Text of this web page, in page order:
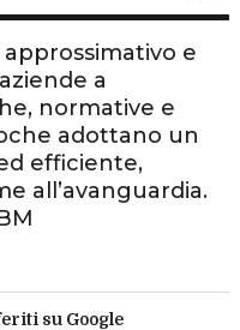
e
a
normative e
adottano un
efficiente,
all’avanguardia.
su Google